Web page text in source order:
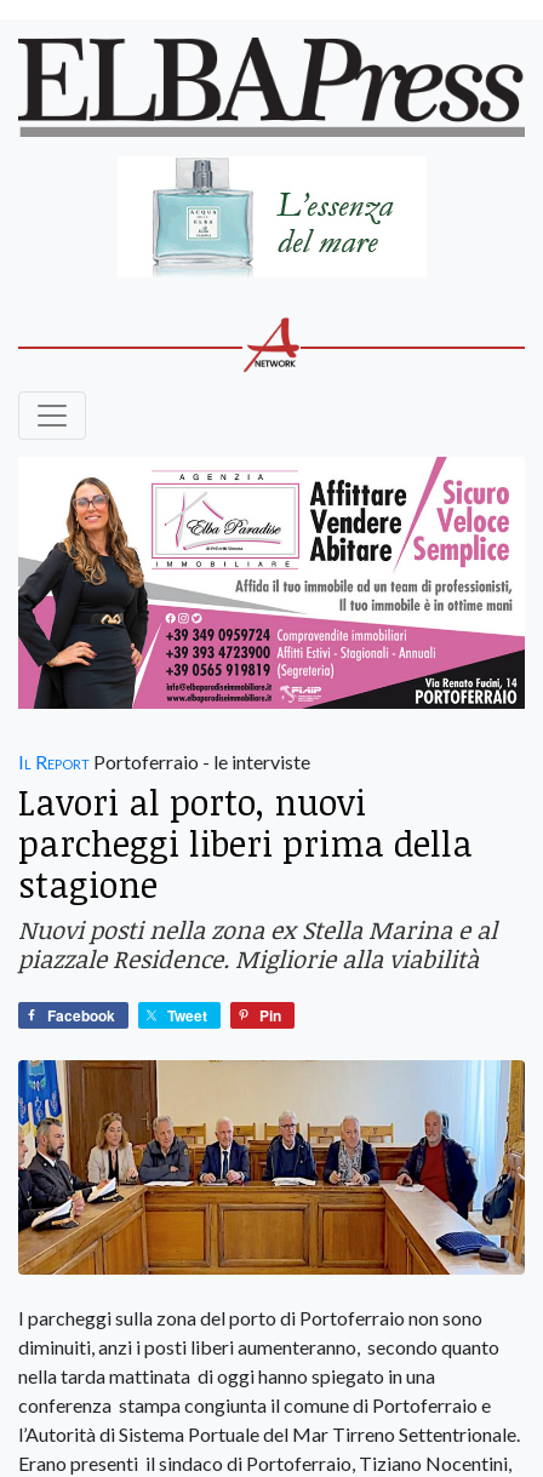
Il Report Portoferraio - le interviste
Lavori al porto, nuovi
parcheggi liberi prima della
stagione
Nuovi posti nella zona ex Stella Marina e al
piazzale Residence. Migliorie alla viabilità
Facebook Tweet Pin
I parcheggi sulla zona del porto di Portoferraio non sono
diminuiti, anzi i posti liberi aumenteranno, secondo quanto
nella tarda mattinata di oggi hanno spiegato in una
conferenza stampa congiunta il comune di Portoferraio e
l’Autorità di Sistema Portuale del Mar Tirreno Settentrionale.
Erano presenti il sindaco di Portoferraio, Tiziano Nocentini,